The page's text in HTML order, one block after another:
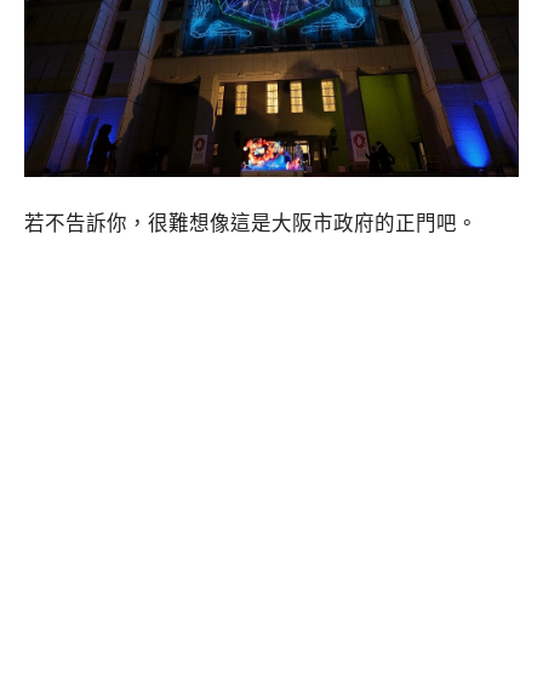
若不告訴你，很難想像這是大阪市政府的正門吧。